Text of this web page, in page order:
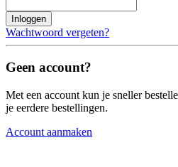
Inloggen
Wachtwoord vergeten?
Geen account?
Met een account kun je sneller
je eerdere bestellingen.
Account aanmaken